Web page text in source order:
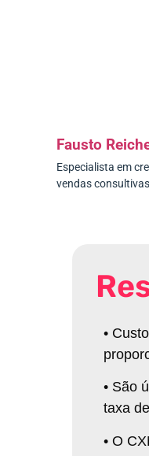
Fausto
Especialista em
vendas
•
• São
taxa
• O